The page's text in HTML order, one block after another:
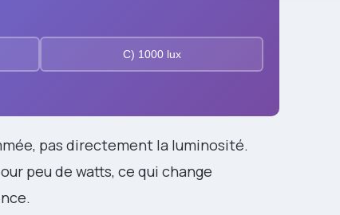
C) 1000 lux
pas directement la luminosité.
peu de watts, ce qui change